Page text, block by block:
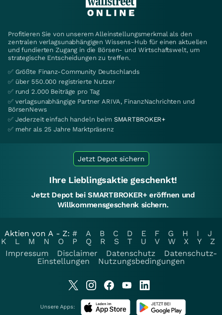
Profitieren Sie von unserem Alleinstellungsmerkmal als den
zentralen verlagsunabhängigen Wissens-Hub für einen aktuellen
und fundierten Zugang in die Börsen- und Wirtschaftswelt, um
strategische Entscheidungen zu treffen.
✅ Größte Finanz-Community Deutschlands
✅ über 550.000 registrierte Nutzer
✅ rund 2.000 Beiträge pro Tag
✅ verlagsunabhängige Partner ARIVA, FinanzNachrichten und
BörsenNews
✅ Jederzeit einfach handeln beim SMARTBROKER+
✅ mehr als 25 Jahre Marktpräsenz
Jetzt Depot sichern
Ihre Lieblingsaktie geschenkt!
Jetzt Depot bei SMARTBROKER+ eröffnen und
Willkommensgeschenk sichern.
Aktien von A - Z: # A B C D E F G H I
J
K
L M N O P Q R S T U V W X Y
Z
Impressum
Disclaimer Datenschutz
Datenschutz-
Einstellungen
Nutzungsbedingungen
Unsere Apps: